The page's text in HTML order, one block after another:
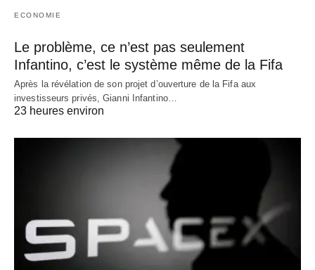
ECONOMIE
Le problème, ce n’est pas seulement
Infantino, c’est le système même de la Fifa
Après la révélation de son projet d’ouverture de la Fifa aux
investisseurs privés, Gianni Infantino…
23 heures environ